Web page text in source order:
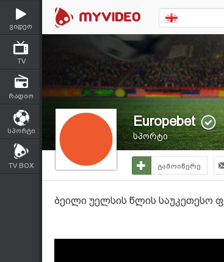
ვიდეო
TV
რადიო
სპორტი
TV BOX
Europebet
სპორტი
გამოიწერე
ბეილი უელსის წლის საუკეთესო